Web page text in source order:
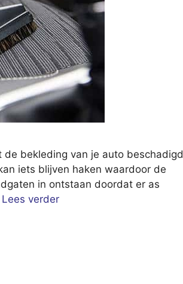
bekleding van je auto beschadigd
iets blijven haken waardoor de
in ontstaan doordat er as
Lees verder